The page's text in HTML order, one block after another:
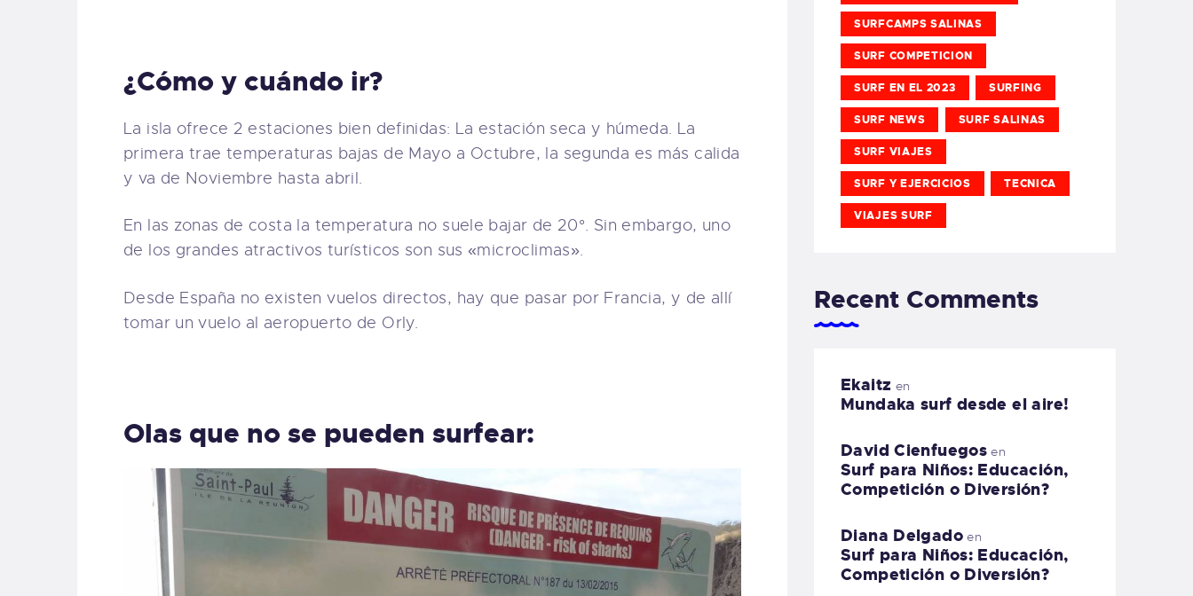
¿Cómo y cuándo ir?
La isla ofrece 2 estaciones bien definidas: La estación seca y húmeda. La
primera trae temperaturas bajas de Mayo a Octubre, la segunda es más calida
y va de Noviembre hasta abril.
En las zonas de costa la temperatura no suele bajar de 20°. Sin embargo, uno
de los grandes atractivos turísticos son sus «microclimas».
Desde España no existen vuelos directos, hay que pasar por Francia, y de allí
tomar un vuelo al aeropuerto de Orly.
Olas que no se pueden surfear:
SURFCAMPS SALINAS
SURF COMPETICION
SURF EN EL 2023 SURFING
SURF NEWS SURF SALINAS
SURF VIAJES
SURF Y EJERCICIOS TECNICA
VIAJES SURF
Recent Comments
Ekaitz en
Mundaka surf desde el aire!
David Cienfuegos en
Surf para Niños: Educación,
Competición o Diversión?
Diana Delgadoen
Surf para Niños: Educación,
Competición o Diversión?